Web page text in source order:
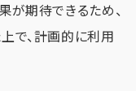
が期待できるため、
で、計画的に利用